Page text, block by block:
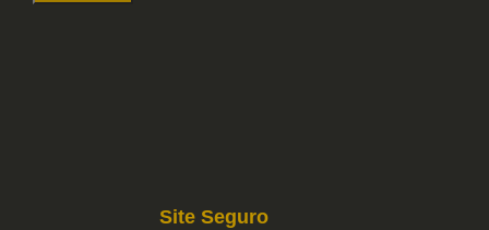
Site Seguro